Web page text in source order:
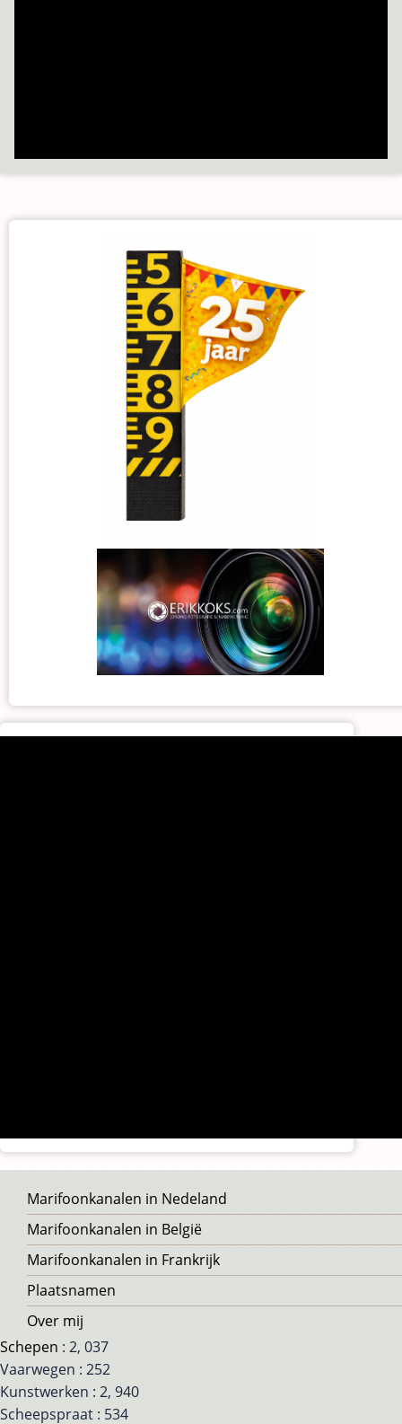
Voet
Marifoonkanalen in Nedeland
Marifoonkanalen in België
Marifoonkanalen in Frankrijk
Plaatsnamen
Over mij
Schepen : 2, 037
Vaarwegen : 252
Kunstwerken : 2, 940
Scheepspraat : 534